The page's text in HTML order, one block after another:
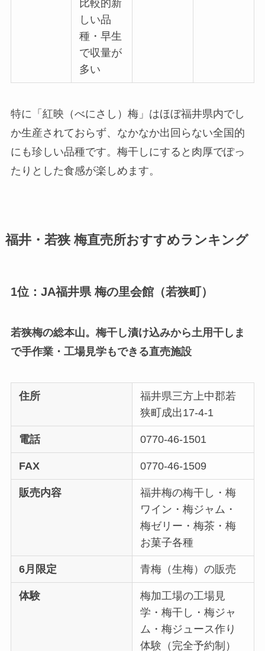
比較的新
しい品
種・早生
で収量が
多い
特に「紅映（べにさし）梅」はほぼ福井県内でし
か生産されておらず、なかなか出回らない全国的
にも珍しい品種です。梅干しにすると肉厚でぽっ
たりとした食感が楽しめます。
福井・若狭 梅直売所おすすめランキング
1位：JA福井県 梅の里会館（若狭町）
若狭梅の総本山。梅干し漬け込みから土用干しま
で手作業・工場見学もできる直売施設
住所
福井県三方上中郡若
狭町成出17-4-1
電話 0770-46-1501
FAX 0770-46-1509
販売内容
福井梅の梅干し・梅
ワイン・梅ジャム・
梅ゼリー・梅茶・梅
お菓子各種
6月限定 青梅（生梅）の販売
体験
梅加工場の工場見
学・梅干し・梅ジャ
ム・梅ジュース作り
体験（完全予約制）